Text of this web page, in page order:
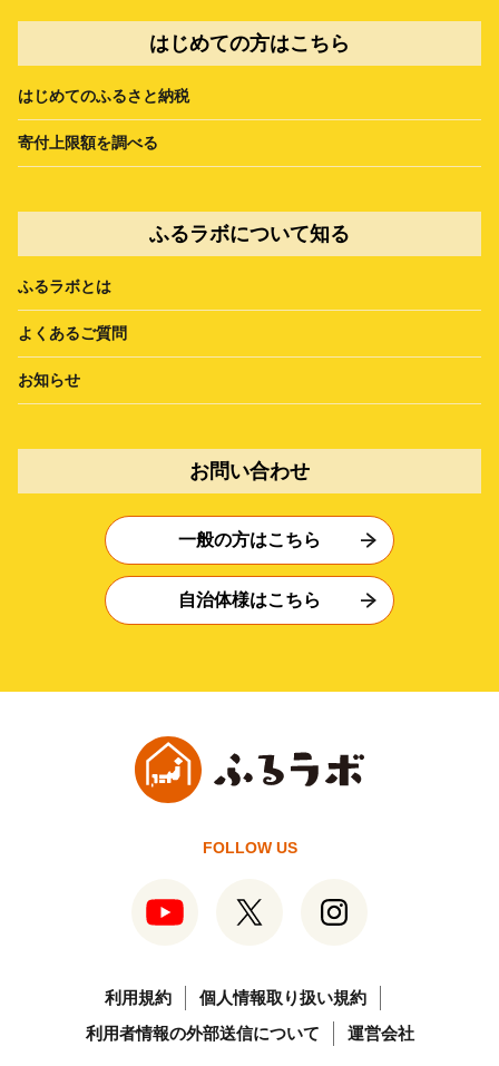
はじめての方はこちら
はじめてのふるさと納税
寄付上限額を調べる
ふるラボについて知る
ふるラボとは
よくあるご質問
お知らせ
お問い合わせ
一般の方はこちら
自治体様はこちら
FOLLOW US
利用規約
個人情報取り扱い規約
利用者情報の外部送信について
運営会社